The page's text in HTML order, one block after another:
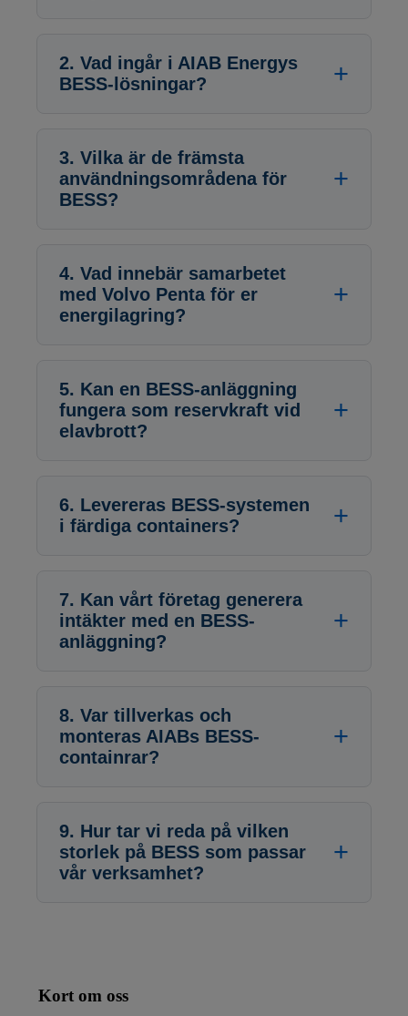
2. Vad ingår i AIAB Energys
BESS-lösningar?
3. Vilka är de främsta
användningsområdena för
BESS?
4. Vad innebär samarbetet
med Volvo Penta för er
energilagring?
5. Kan en BESS-anläggning
fungera som reservkraft vid
elavbrott?
6. Levereras BESS-systemen
i färdiga containers?
7. Kan vårt företag generera
intäkter med en BESS-
anläggning?
8. Var tillverkas och
monteras AIABs BESS-
containrar?
9. Hur tar vi reda på vilken
storlek på BESS som passar
vår verksamhet?
Kort om oss